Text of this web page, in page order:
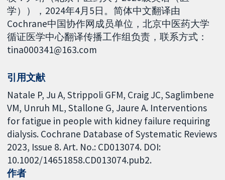
学）），2024年4月5日。简体中文翻译由
Cochrane中国协作网成员单位，北京中医药大学
循证医学中心翻译传播工作组负责，联系方式：
tina000341@163.com
引用文献
Natale P, Ju A, Strippoli GFM, Craig JC, Saglimbene
VM, Unruh ML, Stallone G, Jaure A. Interventions
for fatigue in people with kidney failure requiring
dialysis. Cochrane Database of Systematic Reviews
2023, Issue 8. Art. No.: CD013074. DOI:
10.1002/14651858.CD013074.pub2.
作者